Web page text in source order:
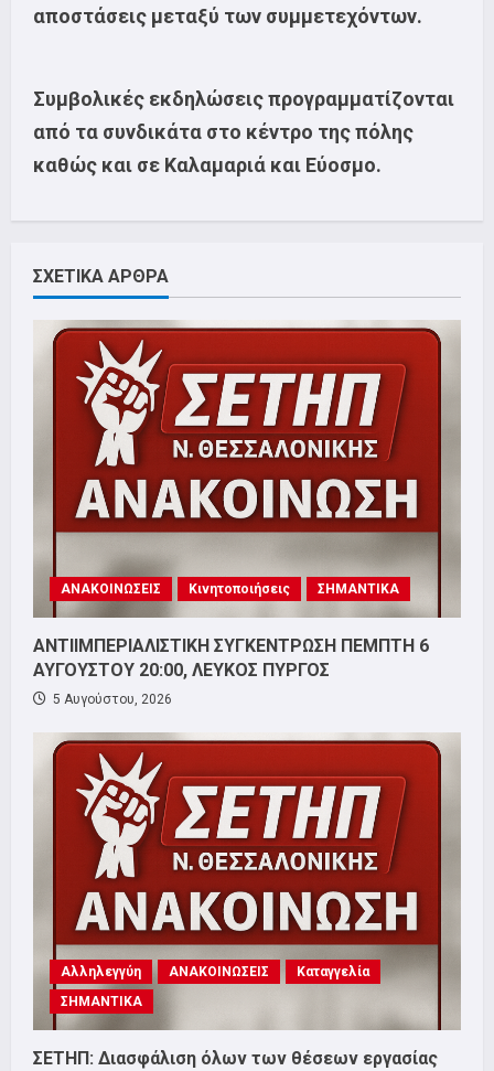
αποστάσεις μεταξύ των συμμετεχόντων.
Συμβολικές εκδηλώσεις προγραμματίζονται
από τα συνδικάτα στο κέντρο της πόλης
καθώς και σε Καλαμαριά και Εύοσμο.
ΣΧΕΤΙΚΑ ΑΡΘΡΑ
ΑΝΑΚΟΙΝΩΣΕΙΣ Κινητοποιήσεις ΣΗΜΑΝΤΙΚΑ
ΑΝΤΙΙΜΠΕΡΙΑΛΙΣΤΙΚΗ ΣΥΓΚΕΝΤΡΩΣΗ ΠΕΜΠΤΗ 6
ΑΥΓΟΥΣΤΟΥ 20:00, ΛΕΥΚΟΣ ΠΥΡΓΟΣ
5 Αυγούστου, 2026
Αλληλεγγύη ΑΝΑΚΟΙΝΩΣΕΙΣ
Καταγγελία
ΣΗΜΑΝΤΙΚΑ
ΣΕΤΗΠ: Διασφάλιση όλων των θέσεων εργασίας